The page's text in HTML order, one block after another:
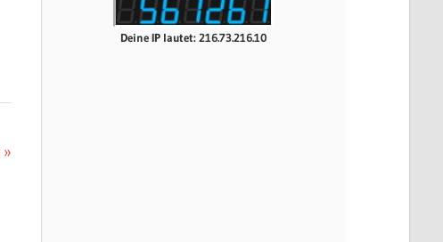
Deine IP lautet: 216.73.216.10